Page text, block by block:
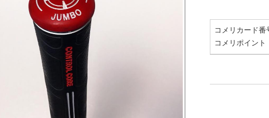
コメリカード
コメリポイント